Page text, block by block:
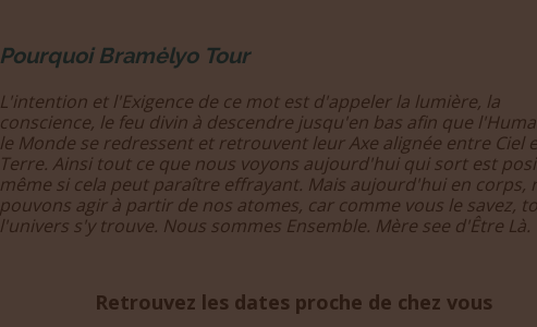
Pourquoi Bramėlyo Tour
L'intention et l'Exigence de ce mot est d'appeler la lumière, la
conscience, le feu divin à descendre jusqu'en bas afin que
le Monde se redressent et retrouvent leur Axe alignée entre Ciel
Terre. Ainsi tout ce que nous voyons aujourd'hui qui sort est
même si cela peut paraître effrayant. Mais aujourd'hui en corps,
pouvons agir à partir de nos atomes, car comme vous le savez,
l'univers s'y trouve. Nous sommes Ensemble. Mère see d'Être Là.
Retrouvez les dates proche de chez vous